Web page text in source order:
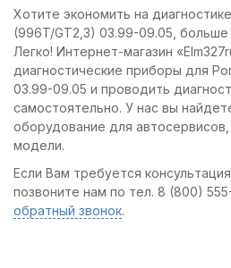
Хотите экономить на
(996T/GT2,3) 03.99-09.05,
Легко! Интернет-магазин
диагностические приборы для
03.99-09.05 и проводить
самостоятельно. У нас вы
оборудование для
модели.
Если Вам требуется
позвоните нам по тел. 8 (800)
обратный звонок.